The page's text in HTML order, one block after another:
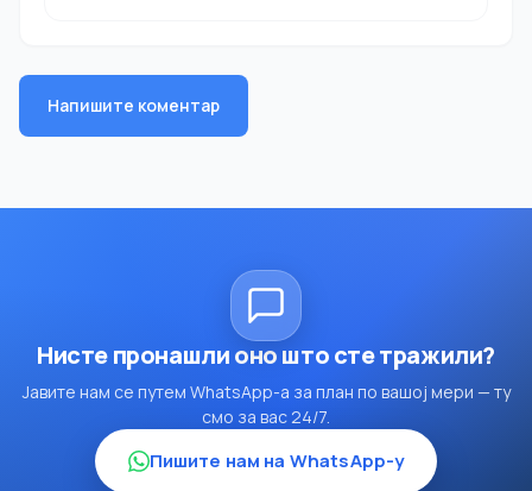
Напишите коментар
Нисте пронашли оно што сте тражили?
Јавите нам се путем WhatsApp-а за план по вашој мери — ту
смо за вас 24/7.
Пишите нам на WhatsApp-у